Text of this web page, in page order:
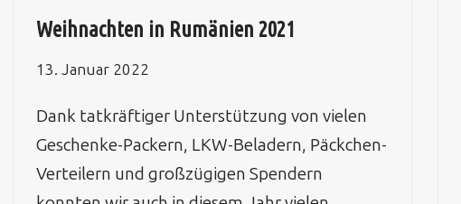
Weihnachten in Rumänien 2021
13. Januar 2022
Dank tatkräftiger Unterstützung von vielen
Geschenke-Packern, LKW-Beladern, Päckchen-
Verteilern und großzügigen Spendern